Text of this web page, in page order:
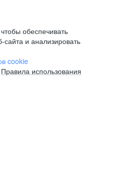
обеспечивать
и анализировать
cookie
Правила использования